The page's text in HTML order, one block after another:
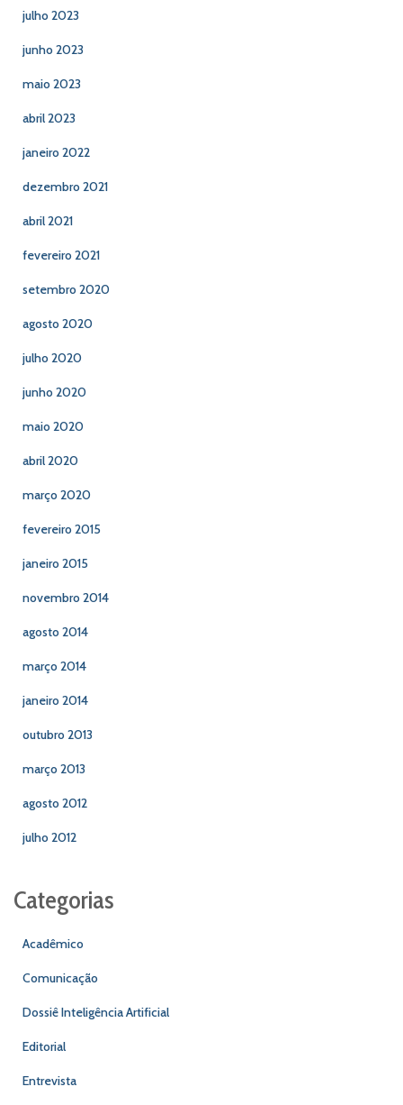
julho 2023
junho 2023
maio 2023
abril 2023
janeiro 2022
dezembro 2021
abril 2021
fevereiro 2021
setembro 2020
agosto 2020
julho 2020
junho 2020
maio 2020
abril 2020
março 2020
fevereiro 2015
janeiro 2015
novembro 2014
agosto 2014
março 2014
janeiro 2014
outubro 2013
março 2013
agosto 2012
julho 2012
Categorias
Acadêmico
Comunicação
Dossiê Inteligência Artificial
Editorial
Entrevista